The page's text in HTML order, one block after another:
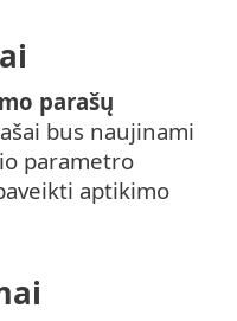
parašų
bus naujinami
parametro
aptikimo